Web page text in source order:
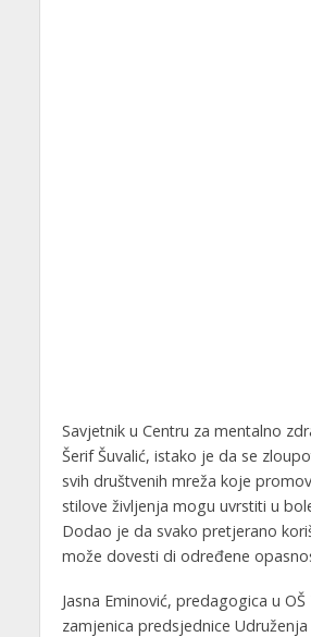
Savjetnik u Centru za mentalno
Šerif Šuvalić, istako je da se
svih društvenih mreža koje
stilove življenja mogu uvrstiti u
Dodao je da svako pretjerano
može dovesti di određene
Jasna Eminović, predagogica u
zamjenica predsjednice Udruženja